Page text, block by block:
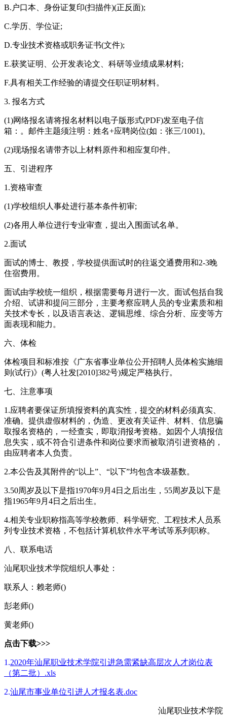
B.户口本、身份证复印(扫描件)(正反面);
C.学历、学位证;
D.专业技术资格或职务证书(文件);
E.获奖证明、公开发表论文、科研等业绩成果材料;
F.具有相关工作经验的请提交任职证明材料。
3. 报名方式
(1)网络报名请将报名材料以电子版形式(PDF)发至电子信
箱：。邮件主题须注明：姓名+应聘岗位(如：张三/1001)。
(2)现场报名请带齐以上材料原件和相应复印件。
五、引进程序
1.资格审查
(1)学校组织人事处进行基本条件初审;
(2)各用人单位进行专业审查，提出入围面试名单。
2.面试
面试的博士、教授，学校提供面试时的往返交通费用和2-3晚
住宿费用。
面试由学校统一组织，根据需要每月进行一次。面试包括自我
介绍、试讲和提问三部分，主要考察应聘人员的专业素质和相
关技术专长，以及语言表达、逻辑思维、综合分析、应变等方
面表现和能力。
六、体检
体检项目和标准按《广东省事业单位公开招聘人员体检实施细
则(试行)》(粤人社发[2010]382号)规定严格执行。
七、注意事项
1.应聘者要保证所填报资料的真实性，提交的材料必须真实、
准确。提供虚假材料的，伪造、更改有关证件、材料、信息骗
取报名资格的，一经查实，即取消报考资格。如因个人填报信
息失实，或不符合引进条件和岗位要求而被取消引进资格的，
由应聘者本人负责。
2.本公告及其附件的“以上”、“以下”均包含本级基数。
3.50周岁及以下是指1970年9月4日之后出生，55周岁及以下是
指1965年9月4日之后出生。
4.相关专业职称指高等学校教师、科学研究、工程技术人员系
列专业技术资格，不包括计算机软件水平考试等系列职称。
八、联系电话
汕尾职业技术学院组织人事处：
联系人：赖老师()
彭老师()
黄老师()
点击下载>>>
1.2020年汕尾职业技术学院引进急需紧缺高层次人才岗位表
（第二批）.xls
2.汕尾市事业单位引进人才报名表.doc
汕尾职业技术学院